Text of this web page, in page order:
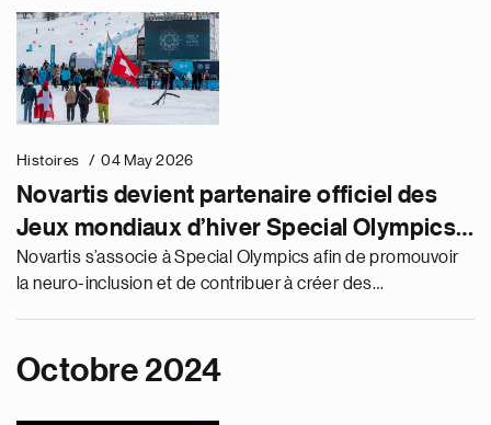
Histoires 04 May 2026
Novartis devient partenaire officiel des
Jeux mondiaux d’hiver Special Olympics
2029 en Suisse
Novartis s’associe à Special Olympics afin de promouvoir
la neuro-inclusion et de contribuer à créer des
Octobre 2024